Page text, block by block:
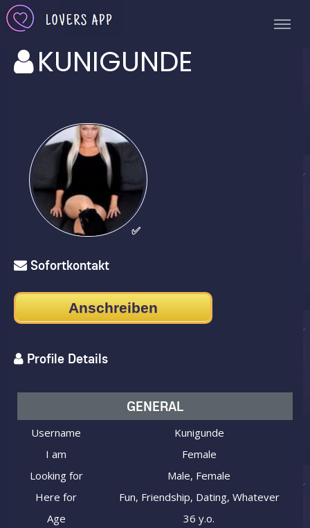
KUNIGUNDE
✅
Sofortkontakt
Anschreiben
Profile Details
GENERAL
Username
Kunigunde
I am
Female
Looking for
Male, Female
Here for
Fun, Friendship, Dating, Whatever
Age
36 y.o.